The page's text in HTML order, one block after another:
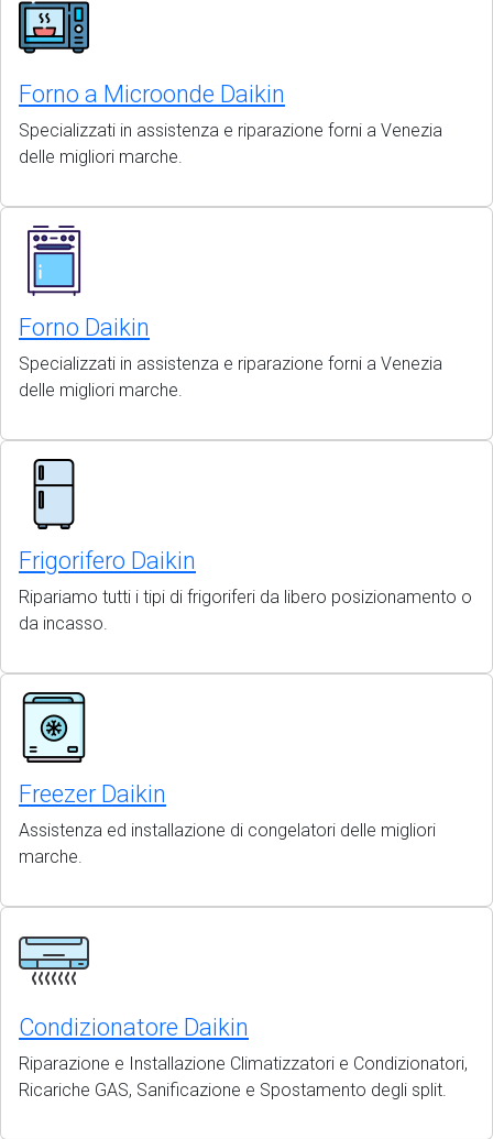
Forno a Microonde Daikin
Specializzati in assistenza e riparazione forni a Venezia
delle migliori marche.
Forno Daikin
Specializzati in assistenza e riparazione forni a Venezia
delle migliori marche.
Frigorifero Daikin
Ripariamo tutti i tipi di frigoriferi da libero posizionamento o
da incasso.
Freezer Daikin
Assistenza ed installazione di congelatori delle migliori
marche.
Condizionatore Daikin
Riparazione e Installazione Climatizzatori e Condizionatori,
Ricariche GAS, Sanificazione e Spostamento degli split.